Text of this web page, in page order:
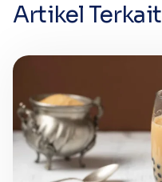
Artikel Terkait